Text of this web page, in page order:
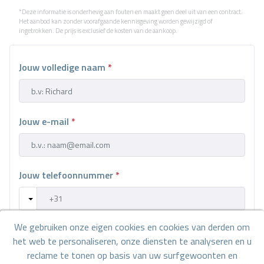
*Deze informatie is onderhevig aan fouten en maakt geen deel uit van een contract.
Het aanbod kan zonder voorafgaande kennisgeving worden gewijzigd of
ingetrokken. De prijs is exclusief de kosten van de aankoop.
Jouw volledige naam *
Jouw e-mail *
Jouw telefoonnummer *
Jouw bericht
We gebruiken onze eigen cookies en cookies van derden om
het web te personaliseren, onze diensten te analyseren en u
reclame te tonen op basis van uw surfgewoonten en